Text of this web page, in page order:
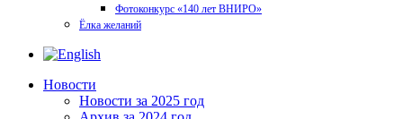
Фотоконкурс «140 лет ВНИРО»
Ёлка желаний
Новости
Новости за 2025 год